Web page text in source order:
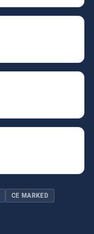
CE MARKED